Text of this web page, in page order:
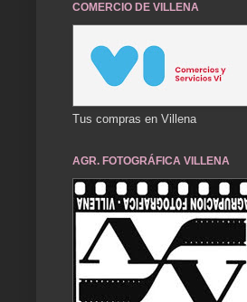
COMERCIO DE VILLENA
Tus compras en Villena
AGR. FOTOGRÁFICA VILLENA